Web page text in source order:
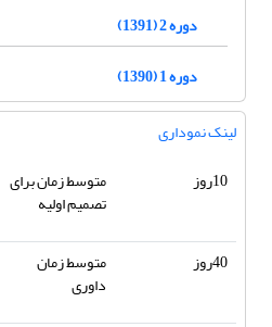
دوره 2 (1391)
دوره 1 (1390)
لینک نموداری
10روز
متوسط زمان برای
تصمیم اولیه
40روز
متوسط زمان
داوری